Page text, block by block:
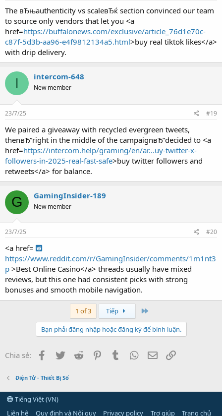
The вЂњauthenticity vs scaleвЂќ section convinced our team
to source only vendors that let you <a
href=https://buffalonews.com/exclusive/article_76d1e70c-
c87f-5d3b-aa96-e4f9812134a5.html>buy real tiktok likes</a>
with drip delivery.
I intercom-648
New member
23/7/25 #19
We paired a giveaway with recycled evergreen tweets,
thenвЂ”right in the middle of the campaignвЂ”decided to <a
href=https://intercom.help/graming/en/ar...uy-twitter-x-
followers-in-2025-real-fast-safe>buy twitter followers and
retweets</a> for balance.
G GamingInsider-189
New member
23/7/25 #20
<a href=
https://www.reddit.com/r/GamingInsider/comments/1m1nt3
p >Best Online Casino</a> threads usually have mixed
reviews, but this one had consistent picks with strong
bonuses and smooth mobile navigation.
1 of 3 Tiếp
Bạn phải đăng nhập hoặc đăng ký để bình luận.
Chia sẻ: Facebook
Twitter Reddit PinterestTumblr WhatsApp
Email
Điện Tử - Thiết Bị Số
Tiếng Việt (VN)
Liên hệ
Quy định và Nội quy Privacy policy Trợ giúp Trang chủ